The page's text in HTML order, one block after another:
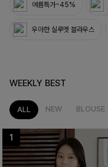
여름특가~45%
우아한 실루엣 블라우스
WEEKLY BEST
ALL NEW BLOUSE